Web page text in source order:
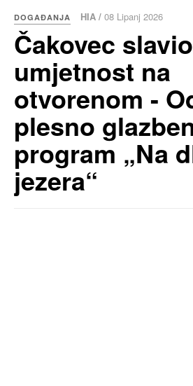
DOGAĐANJA HIA / 08 Lipanj 2026
Čakovec slavio
umjetnost na
otvorenom -
plesno
program „Na
jezera“